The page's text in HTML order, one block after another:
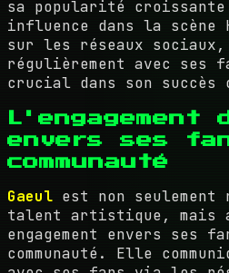
sa popularité
influence dans la scène
sur les réseaux sociaux,
régulièrement avec ses
crucial dans son succès
L'engagement
envers ses
communauté
Gaeul est non seulement
talent artistique, mais
engagement envers ses
communauté. Elle